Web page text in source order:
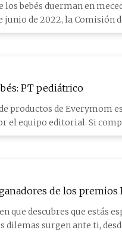
los bebés duerman en
PT pediátrico
productos de Everymom
editorial. Si compra algo a
de los premios
que descubres que estás
dilemas surgen ante ti,